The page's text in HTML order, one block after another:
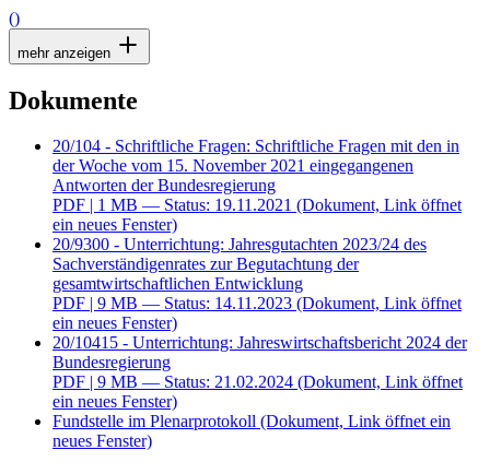
()
mehr anzeigen
Dokumente
20/104 - Schriftliche Fragen: Schriftliche Fragen mit den in
der Woche vom 15. November 2021 eingegangenen
Antworten der Bundesregierung
PDF | 1 MB — Status: 19.11.2021 (Dokument, Link öffnet
ein neues Fenster)
20/9300 - Unterrichtung: Jahresgutachten 2023/24 des
Sachverständigenrates zur Begutachtung der
gesamtwirtschaftlichen Entwicklung
PDF | 9 MB — Status: 14.11.2023 (Dokument, Link öffnet
ein neues Fenster)
20/10415 - Unterrichtung: Jahreswirtschaftsbericht 2024 der
Bundesregierung
PDF | 9 MB — Status: 21.02.2024 (Dokument, Link öffnet
ein neues Fenster)
Fundstelle im Plenarprotokoll (Dokument, Link öffnet ein
neues Fenster)